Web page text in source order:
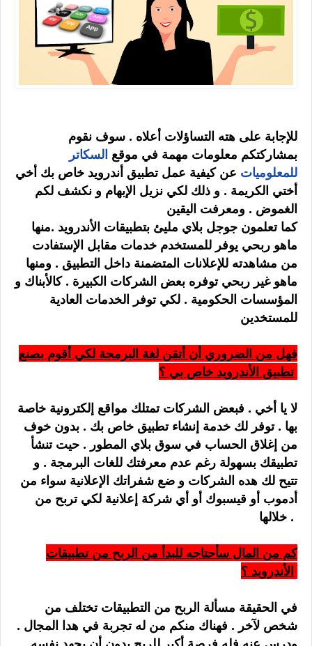
للإجابة على هته التساؤلات أعلاه . سوف نقوم
بمشاركتكم معلومات مهمة في موقع السكاتر
للمعلوميات عن كيفية عمل تطبيق أندرويد خاص بك أخي
أختي الكريمة . و ذلك لكي نزيل الإبهام و نكشف لكم
الغموض . ومعرفت اليقين
ماهو ربحي يوفر للمستخدم خدمات مقابل الإستفادت
من مشاهدته للإعلانات المتضمنة داخل التطبيق . ومنها
ماهو غير ربحي توفره بعض الشركات الكبيرة . كالأبناك و
المؤسسات الحكومية . لكي توفر الخدمات العادية
للمستخدين
فهل من الضروري أن أتقن لغة البرمجة لكي أقوم بصنع
لا يا أخي . فبعض الشركات تمتلك مواقع إلكترونية خاصة
بها . توفر لك خدمة إنشاء تطبيق خاص بك . بدون خوف
من إغلاق الحساب في سوق بلاي المطور . حيت تنشأ
تطبيقك بسهولة رغم عدم معرفتك للغات البرمجة . و
تتيح لك هده الشركات و ضع شفراتك الإعلانية سواء من
أدموب أو قيسبوك أو أي شركة إعلانية لكي تربح من
خلالها .
كم من المال سأحتاجه للبدأ من الربح من تطبيقات
في الحقيقة مسألة الربح من التطبيقات تختلف من
شخص لآخر . فهناك منكم من له تجربة في هدا المجال .